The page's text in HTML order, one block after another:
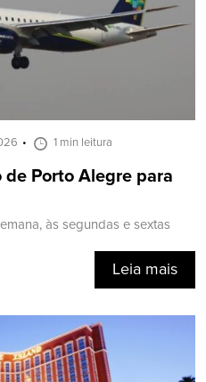
1 min leitura
Porto Alegre para
às segundas e sextas
Leia mais